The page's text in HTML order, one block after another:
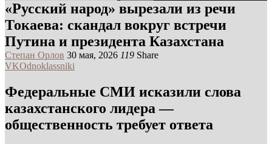
«Русский народ» вырезали из речи
Токаева: скандал вокруг встречи
Путина и президента Казахстана
Степан Орлов 30 мая, 2026 119 Share
VKOdnoklassniki
Федеральные СМИ исказили слова
казахстанского лидера —
общественность требует ответа